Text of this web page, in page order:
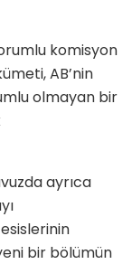
komisyon
AB’nin
olmayan bir
ayrıca
bir bölümün